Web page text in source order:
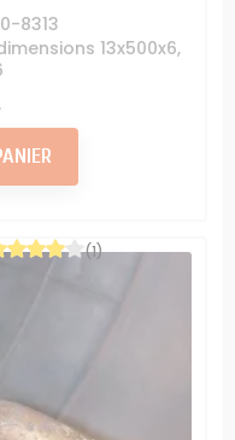
8313
13x500x6,
(1)